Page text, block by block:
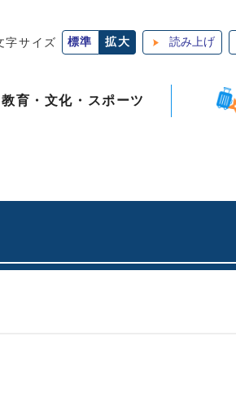
字サイズ 標準 拡大 読み上げ
教育・文化・スポーツ